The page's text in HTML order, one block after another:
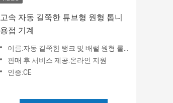
고속 자동 길쭉한 튜브형 원형 톱니
용접 기계
이름:자동 길쭉한 탱크 및 배럴 원형 롤러 시우 웰딩 기계
판매 후 서비스 제공:온라인 지원
인증:CE